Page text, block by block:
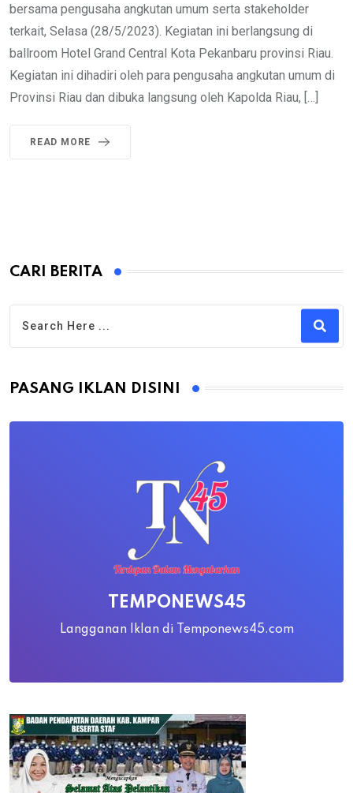
bersama pengusaha angkutan umum serta stakeholder
terkait, Selasa (28/5/2023). Kegiatan ini berlangsung di
ballroom Hotel Grand Central Kota Pekanbaru provinsi Riau.
Kegiatan ini dihadiri oleh para pengusaha angkutan umum di
Provinsi Riau dan dibuka langsung oleh Kapolda Riau, […]
READ MORE
CARI BERITA
PASANG IKLAN DISINI
TEMPONEWS45
Langganan Iklan di Temponews45.com